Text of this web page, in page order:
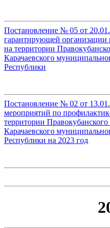
Постановление № 05 от
гарантирующей организации
на территории
Карачаевского
Республики
Постановление № 02 от
мероприятий по
территории Правокубанского
Карачаевского
Республики на 2023 год